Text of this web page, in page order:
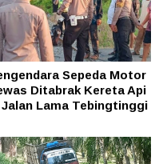
Sepeda Motor
Ditabrak Kereta Api
Jalan Lama Tebingtinggi